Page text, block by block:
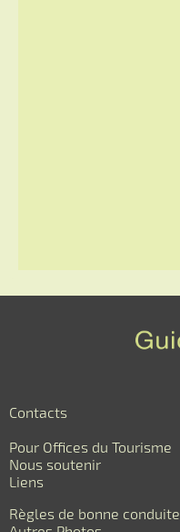
Contacts
Pour Offices du Tourisme
Nous soutenir
Liens
Règles de bonne conduite